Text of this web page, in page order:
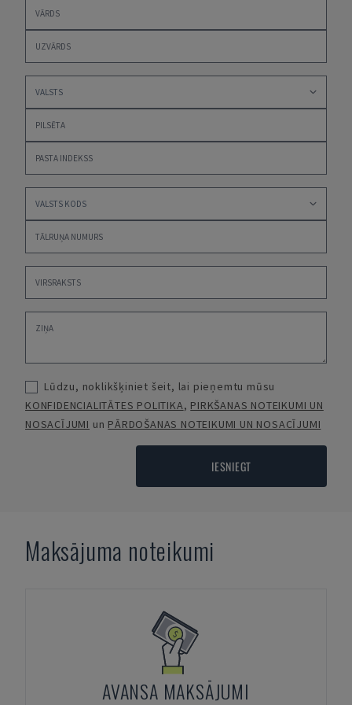
Lūdzu, noklikšķiniet šeit, lai pieņemtu mūsu
KONFIDENCIALITĀTES POLITIKA, PIRKŠANAS NOTEIKUMI UN
NOSACĪJUMI un PĀRDOŠANAS NOTEIKUMI UN NOSACĪJUMI
IESNIEGT
Maksājuma noteikumi
AVANSA MAKSĀJUMI